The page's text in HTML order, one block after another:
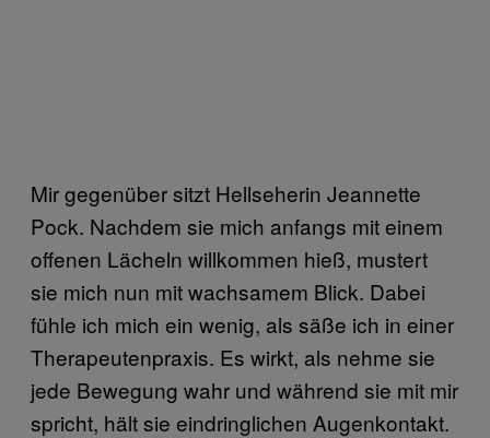
Mir gegenüber sitzt Hellseherin Jeannette
Pock. Nachdem sie mich anfangs mit einem
offenen Lächeln willkommen hieß, mustert
sie mich nun mit wachsamem Blick. Dabei
fühle ich mich ein wenig, als säße ich in einer
Therapeutenpraxis. Es wirkt, als nehme sie
jede Bewegung wahr und während sie mit mir
spricht, hält sie eindringlichen Augenkontakt.